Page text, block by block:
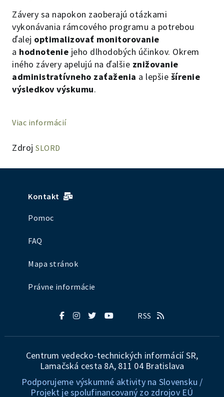
Závery sa napokon zaoberajú otázkami
vykonávania rámcového programu a potrebou
ďalej optimalizovať monitorovanie
a hodnotenie jeho dlhodobých účinkov. Okrem
iného závery apelujú na ďalšie znižovanie
administratívneho zaťaženia a lepšie šírenie
výsledkov výskumu.
Viac informácií
Zdroj SLORD
Kontakt
Pomoc
FAQ
Mapa stránok
Právne informácie
RSS
Centrum vedecko-technických informácií SR,
Lamačská cesta 8A, 811 04 Bratislava
Podporujeme výskumné aktivity na Slovensku /
Projekt je spolufinancovaný zo zdrojov EÚ